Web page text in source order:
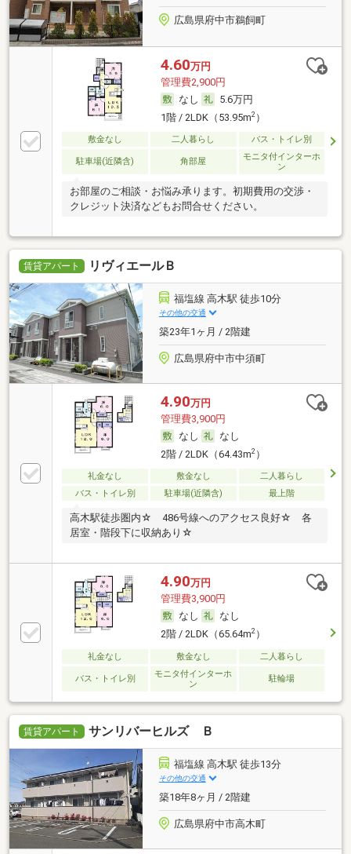
広島県府中市鵜飼町
4.60万円
管理費2,900円
なし
5.6万円
1階 / 2LDK（53.95m2）
敷金なし 二人暮らし バス・トイレ別
駐車場(近隣含) 角部屋
モニタ付インターホ
ン
お部屋のご相談・お悩み承ります。初期費用の交渉・
クレジット決済などもお問合せください。
賃貸アパート リヴィエールＢ
福塩線 高木駅 徒歩10分
その他の交通
築23年1ヶ月 / 2階建
広島県府中市中須町
4.90万円
管理費3,900円
なし
なし
2階 / 2LDK（64.43m2）
礼金なし 敷金なし
二人暮らし
バス・トイレ別
駐車場(近隣含) 最上階
高木駅徒歩圏内☆ 486号線へのアクセス良好☆ 各
居室・階段下に収納あり☆
4.90万円
管理費3,900円
なし
なし
2階 / 2LDK（65.64m2）
礼金なし 敷金なし 二人暮らし
バス・トイレ別
モニタ付インターホ
ン
駐輪場
賃貸アパート サンリバーヒルズ Ｂ
福塩線 高木駅 徒歩13分
その他の交通
築18年8ヶ月 / 2階建
広島県府中市高木町